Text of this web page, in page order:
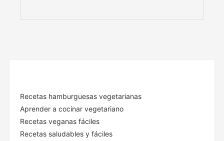
Recetas hamburguesas vegetarianas
Aprender a cocinar vegetariano
Recetas veganas fáciles
Recetas saludables y fáciles